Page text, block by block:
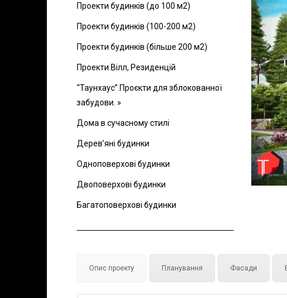
Проекти будинків (до 100 м2)
Проекти будинків (100-200 м2)
Проекти будинків (більше 200 м2)
Проекти Вілл, Резиденцій
“Таунхаус”.Проєкти для зблокованної
забудови. »
Дома в сучасному стилі
Дерев’яні будинки
Одноповерхові будинки
Двоповерхові будинки
Багатоповерхові будинки
Опис проекту Планування Фасади